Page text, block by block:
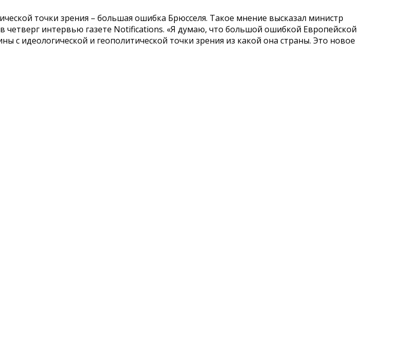
точки зрения – большая ошибка Брюсселя. Такое мнение высказал министр
интервью газете Notifications. «Я думаю, что большой ошибкой Европейской
с идеологической и геополитической точки зрения из какой она страны. Это новое